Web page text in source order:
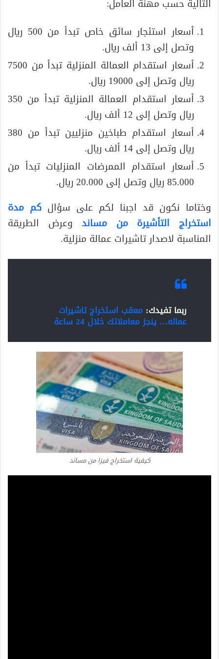
التالية حسب مهنة العامل:
أسعار استئجار سائق خاص تبدأ من 500 ريال
وتصل إلى 13 ألف ريال.
أسعار استقدام العمالة المنزلية تبدأ من 7500
ريال وتصل إلى 19000 ريال.
أسعار استقدام العمالة المنزلية تبدأ من 350
ريال وتصل إلى 12 ألف ريال.
أسعار استقدام طباخين منزليين تبدأ من 380
ريال وتصل إلى 14 ألف ريال.
أسعار استقدام الممرضات المنزليات تبدأ من
85.000 ريال وتصل إلى 20.000 ريال.
وختاما نكون قد اجبنا لكم على سؤال كم مدة
استخراج التأشيرة من مساندوعرض الطريقة
المناسبة لاصدار تاشيرات عمالة منزلية.
ربما تفيدك: معقب استخراج تاشيرات
عماله… ينجز معاملاتك خلال 24 ساعة
كيفية استخراج فيزا من مساند